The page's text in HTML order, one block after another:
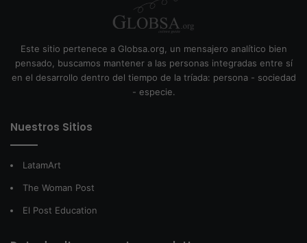
Este sitio pertenece a Globsa.org, un mensajero analítico bien
pensado, buscamos mantener a las personas integradas entre sí
en el desarrollo dentro del tiempo de la tríada: persona - sociedad
- especie.
Nuestros Sitios
LatamArt
The Woman Post
El Post Education